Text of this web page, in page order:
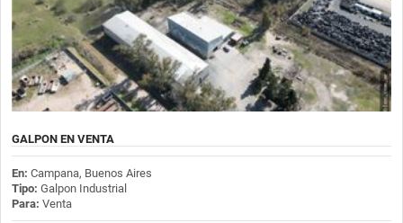
GALPON EN VENTA
En: Campana, Buenos Aires
Tipo: Galpon Industrial
Para: Venta